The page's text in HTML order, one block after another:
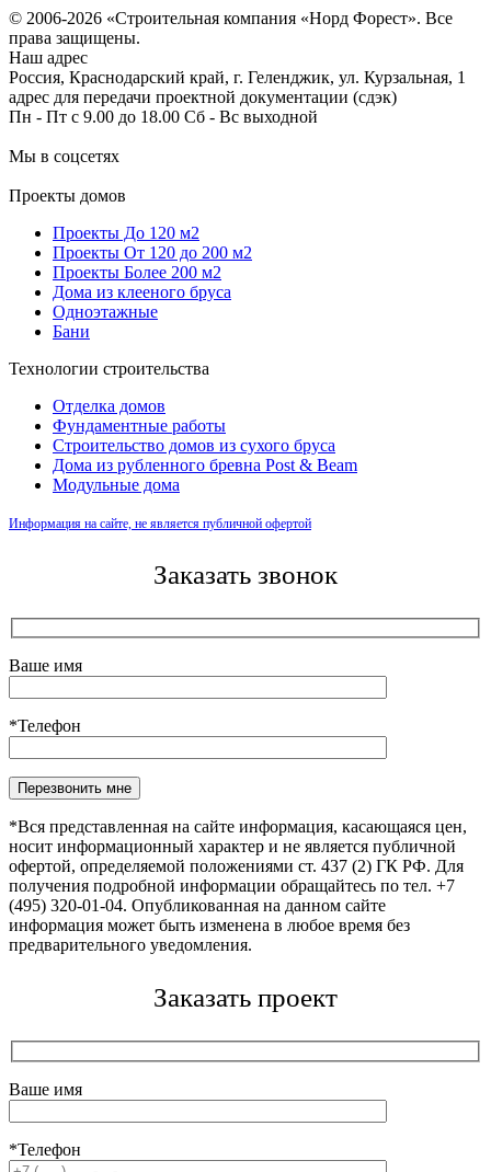
© 2006-2026 «Строительная компания «Норд Форест». Все
права защищены.
Наш адрес
Россия, Краснодарский край, г. Геленджик, ул. Курзальная, 1
адрес для передачи проектной документации (сдэк)
Пн - Пт с 9.00 до 18.00 Сб - Вс выходной
Мы в соцсетях
Проекты домов
Проекты До 120 м2
Проекты От 120 до 200 м2
Проекты Более 200 м2
Дома из клееного бруса
Одноэтажные
Бани
Технологии строительства
Отделка домов
Фундаментные работы
Строительство домов из сухого бруса
Дома из рубленного бревна Post & Beam
Модульные дома
Информация на сайте, не является публичной офертой
Заказать звонок
Ваше имя
*Телефон
Оставьте это поле пустым.
*Вся представленная на сайте информация, касающаяся цен,
носит информационный характер и не является публичной
офертой, определяемой положениями ст. 437 (2) ГК РФ. Для
получения подробной информации обращайтесь по тел. +7
(495) 320-01-04. Опубликованная на данном сайте
информация может быть изменена в любое время без
предварительного уведомления.
Заказать проект
Ваше имя
*Телефон